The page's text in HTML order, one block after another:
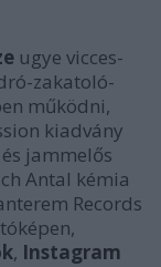
ugye vicces-
zakatoló-
működni,
kiadvány
jammelős
Antal kémia
Records
, Instagram